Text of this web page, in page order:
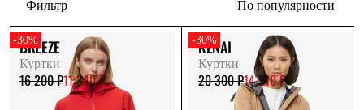
Софтшелл одежда
Куртки
Брюки
Флисовая одежда
Куртки
Брюки
Фильтр По популярности
-30%
BREEZE
Куртки
16 200 ₽11 340 ₽
-30%
KENAI
Куртки
20 300 ₽14 210 ₽